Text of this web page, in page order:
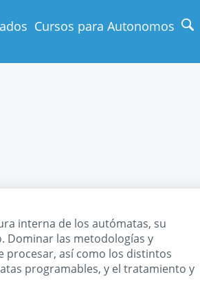
Cursos para Autonomos
interna de los autómatas, su
Dominar las metodologías y
así como los distintos
programables, y el tratamiento y